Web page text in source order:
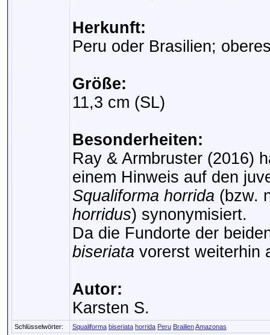
Herkunft:
Peru oder Brasilien;
Größe:
11,3 cm (SL)
Besonderheiten:
Ray & Armbruster (2016)
einem Hinweis auf den
Squaliforma horrida (bzw.
horridus) synonymisiert.
Da die Fundorte der
biseriata vorerst weiterhin
Autor:
Karsten S.
Schlüsselwörter: Squaliforma biseriata horrida Peru BrailienAmazonas